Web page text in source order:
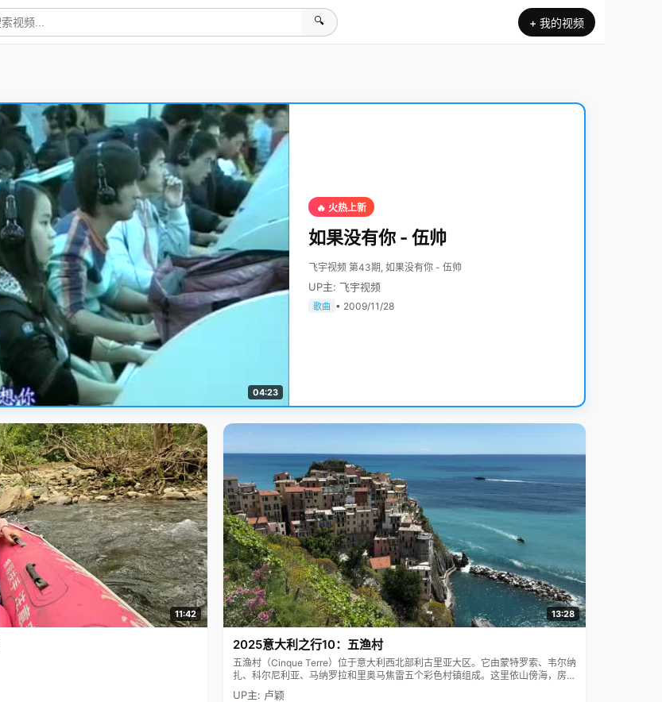
🔍 + 我的视频
04:23
🔥 火热上新
如果没有你 - 伍帅
飞宇视频 第43期, 如果没有你 - 伍帅
UP主: 飞宇视频
歌曲 • 2009/11/28
11:42 13:28
2025意大利之行10：五渔村
五渔村（Cinque Terre）位于意大利西北部利古里亚大区。它由蒙特罗索、韦尔纳
扎、科尔尼利亚、马纳罗拉和里奥马焦雷五个彩色村镇组成。这里依山傍海，房屋
色彩斑斓，1997年被列为世界文化遗产。
UP主: 卢颖